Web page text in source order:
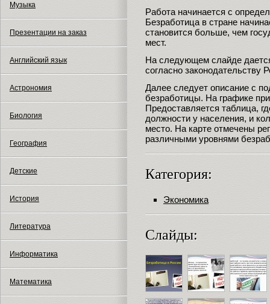
Музыка
Презентации на заказ
Английский язык
Астрономия
Биология
География
Детские
История
Литература
Информатика
Математика
Работа начинается с
Безработица в стране
становится больше, чем
мест.
На следующем слайде
согласно законодательству
Далее следует описание с
безработицы. На графике
Предоставляется таблица,
должности у населения, и
место. На карте отмечены
различными уровнями
Категория:
Экономика
Слайды: